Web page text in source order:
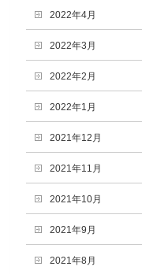
2022年4月
2022年3月
2022年2月
2022年1月
2021年12月
2021年11月
2021年10月
2021年9月
2021年8月